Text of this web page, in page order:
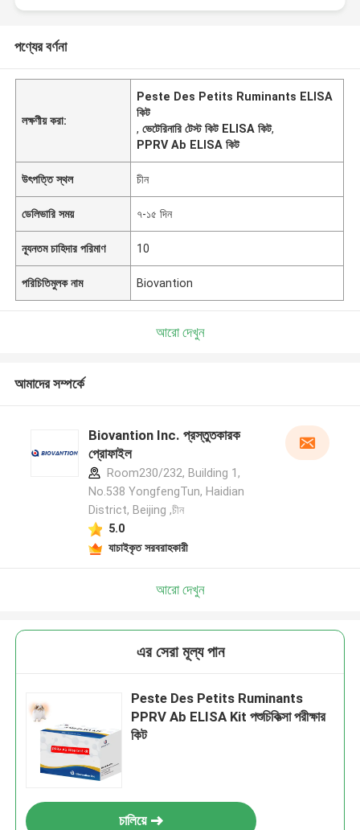
পণ্যের বর্ণনা
লক্ষণীয় করা:
Peste Des Petits Ruminants ELISA
কিট
,ভেটেরিনারি টেস্ট কিট ELISA কিট,
PPRV Ab ELISA কিট
উৎপত্তি স্থল চীন
ডেলিভারি সময় ৭-১৫ দিন
ন্যূনতম চাহিদার পরিমাণ 10
পরিচিতিমুলক নাম Biovantion
আরো দেখুন
আমাদের সম্পর্কে
Biovantion Inc. প্রস্তুতকারক
প্রোফাইল
Room230/232, Building 1,
No.538 YongfengTun, Haidian
District, Beijing ,চীন
5.0
যাচাইকৃত সরবরাহকারী
আরো দেখুন
এর সেরা মূল্য পান
Peste Des Petits Ruminants
PPRV Ab ELISA Kit পশুচিকিত্সা পরীক্ষার
কিট
চালিয়ে